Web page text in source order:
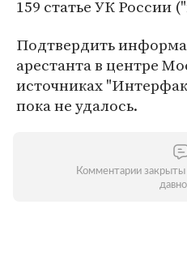
159 статье УК России
Подтвердить
арестанта в центре
источниках
пока не удалось.
Комментарии закрыты